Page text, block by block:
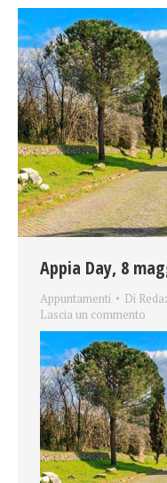
Appia Day, 8
Appuntamenti Di
Lascia un commento